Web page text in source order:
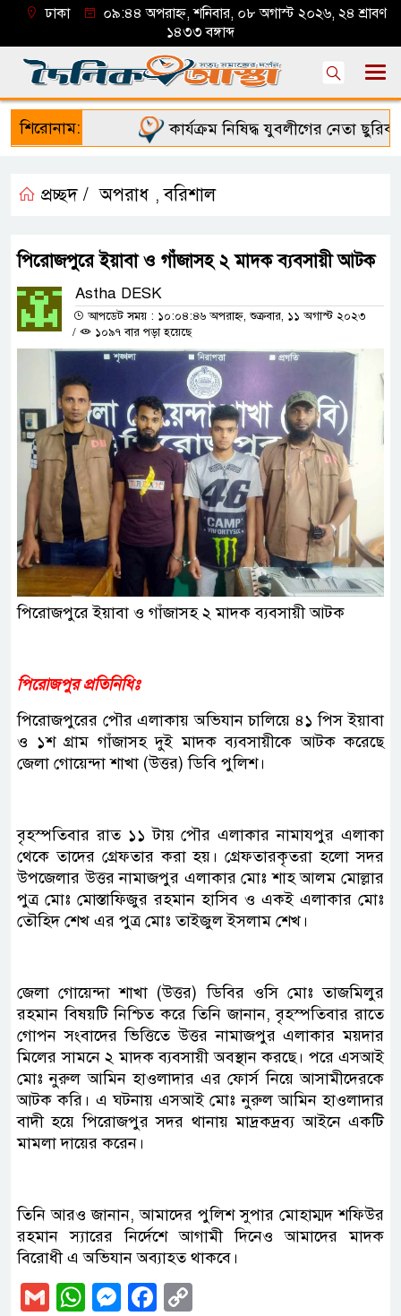
ঢাকা
০৯:৪৪ অপরাহ্ন, শনিবার, ০৮ অগাস্ট ২০২৬, ২৪ শ্রাবণ
১৪৩৩ বঙ্গাব্দ
শিরোনাম: কার্যক্রম নিষিদ্ধ যুবলীগের নেতা
প্রচ্ছদ / অপরাধ ,বরিশাল
পিরোজপুরে ইয়াবা ও গাঁজাসহ ২ মাদক ব্যবসায়ী আটক
Astha DESK
আপডেট সময় : ১০:০৪:৪৬ অপরাহ্ন, শুক্রবার, ১১ অগাস্ট ২০২৩
/
১০৯৭ বার পড়া হয়েছে
পিরোজপুরে ইয়াবা ও গাঁজাসহ ২ মাদক ব্যবসায়ী আটক
পিরোজপুর প্রতিনিধিঃ
পিরোজপুরের পৌর এলাকায় অভিযান চালিয়ে ৪১ পিস ইয়াবা
ও ১শ গ্রাম গাঁজাসহ দুই মাদক ব্যবসায়ীকে আটক করেছে
জেলা গোয়েন্দা শাখা (উত্তর) ডিবি পুলিশ।
বৃহস্পতিবার রাত ১১ টায় পৌর এলাকার নামাযপুর এলাকা
থেকে তাদের গ্রেফতার করা হয়। গ্রেফতারকৃতরা হলো সদর
উপজেলার উত্তর নামাজপুর এলাকার মোঃ শাহ আলম মোল্লার
পুত্র মোঃ মোস্তাফিজুর রহমান হাসিব ও একই এলাকার মোঃ
তৌহিদ শেখ এর পুত্র মোঃ তাইজুল ইসলাম শেখ।
জেলা গোয়েন্দা শাখা (উত্তর) ডিবির ওসি মোঃ তাজমিলুর
রহমান বিষয়টি নিশ্চিত করে তিনি জানান, বৃহস্পতিবার রাতে
গোপন সংবাদের ভিত্তিতে উত্তর নামাজপুর এলাকার ময়দার
মিলের সামনে ২ মাদক ব্যবসায়ী অবস্থান করছে। পরে এসআই
মোঃ নুরুল আমিন হাওলাদার এর ফোর্স নিয়ে আসামীদেরকে
আটক করি। এ ঘটনায় এসআই মোঃ নুরুল আমিন হাওলাদার
বাদী হয়ে পিরোজপুর সদর থানায় মাদ্রকদ্রব্য আইনে একটি
মামলা দায়ের করেন।
তিনি আরও জানান, আমাদের পুলিশ সুপার মোহাম্মদ শফিউর
রহমান স্যারের নির্দেশে আগামী দিনেও আমাদের মাদক
বিরোধী এ অভিযান অব্যাহত থাকবে।
GmailWhatsApp
Messenger
Facebook